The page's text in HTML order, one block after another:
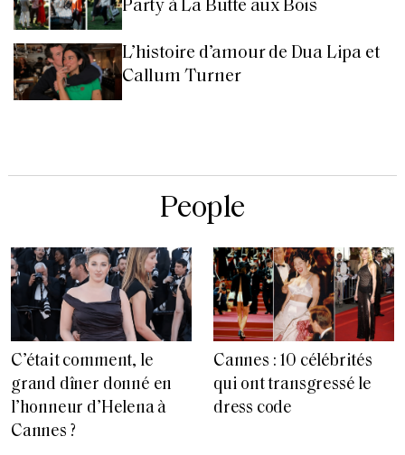
Party à La Butte aux Bois
L’histoire d’amour de Dua Lipa et
Callum Turner
People
C’était comment, le
grand dîner donné en
l’honneur d’Helena à
Cannes ?
Cannes : 10 célébrités
qui ont transgressé le
dress code